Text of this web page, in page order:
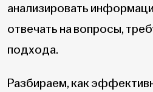
анализировать
отвечать на вопросы,
подхода.
Разбираем, как